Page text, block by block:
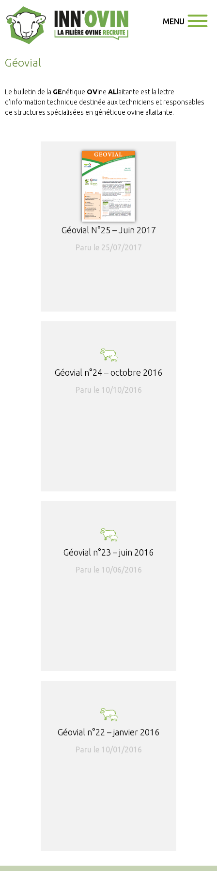
MENU
Géovial
Le bulletin de la GEnétique OVIne ALlaitante est la lettre
d’information technique destinée aux techniciens et responsables
de structures spécialisées en génétique ovine allaitante.
Géovial N°25 – Juin 2017
Paru le 25/07/2017
Géovial n°24 – octobre 2016
Paru le 10/10/2016
Géovial n°23 – juin 2016
Paru le 10/06/2016
Géovial n°22 – janvier 2016
Paru le 10/01/2016